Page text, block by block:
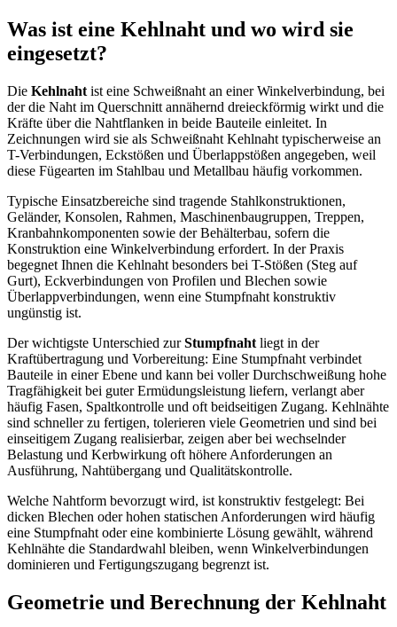
Was ist eine Kehlnaht und wo wird sie
eingesetzt?
Die Kehlnaht ist eine Schweißnaht an einer Winkelverbindung, bei
der die Naht im Querschnitt annähernd dreieckförmig wirkt und die
Kräfte über die Nahtflanken in beide Bauteile einleitet. In
Zeichnungen wird sie als Schweißnaht Kehlnaht typischerweise an
T-Verbindungen, Eckstößen und Überlappstößen angegeben, weil
diese Fügearten im Stahlbau und Metallbau häufig vorkommen.
Typische Einsatzbereiche sind tragende Stahlkonstruktionen,
Geländer, Konsolen, Rahmen, Maschinenbaugruppen, Treppen,
Kranbahnkomponenten sowie der Behälterbau, sofern die
Konstruktion eine Winkelverbindung erfordert. In der Praxis
begegnet Ihnen die Kehlnaht besonders bei T-Stößen (Steg auf
Gurt), Eckverbindungen von Profilen und Blechen sowie
Überlappverbindungen, wenn eine Stumpfnaht konstruktiv
ungünstig ist.
Der wichtigste Unterschied zurStumpfnaht liegt in der
Kraftübertragung und Vorbereitung: Eine Stumpfnaht verbindet
Bauteile in einer Ebene und kann bei voller Durchschweißung hohe
Tragfähigkeit bei guter Ermüdungsleistung liefern, verlangt aber
häufig Fasen, Spaltkontrolle und oft beidseitigen Zugang. Kehlnähte
sind schneller zu fertigen, tolerieren viele Geometrien und sind bei
einseitigem Zugang realisierbar, zeigen aber bei wechselnder
Belastung und Kerbwirkung oft höhere Anforderungen an
Ausführung, Nahtübergang und Qualitätskontrolle.
Welche Nahtform bevorzugt wird, ist konstruktiv festgelegt: Bei
dicken Blechen oder hohen statischen Anforderungen wird häufig
eine Stumpfnaht oder eine kombinierte Lösung gewählt, während
Kehlnähte die Standardwahl bleiben, wenn Winkelverbindungen
dominieren und Fertigungszugang begrenzt ist.
Geometrie und Berechnung der Kehlnaht